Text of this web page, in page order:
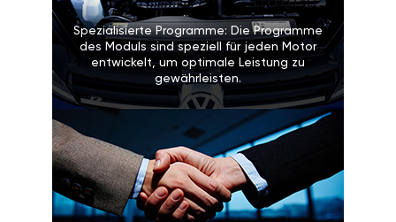
einfach die OFF-Taste.
Spezialisierte Programme: Die
Programme des Moduls sind speziell
für jeden Motor entwickelt, um